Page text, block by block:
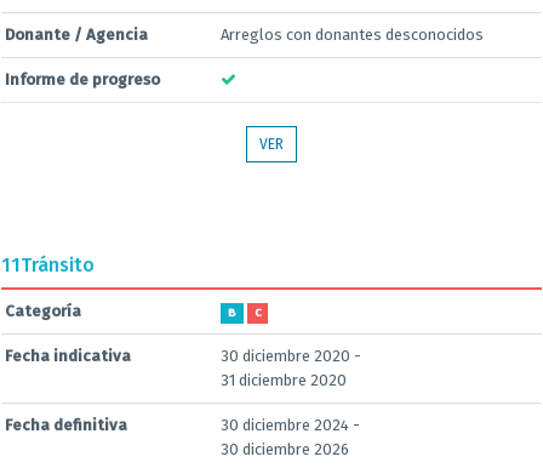
Donante / Agencia Arreglos con donantes desconocidos
Informe de progreso
VER
11Tránsito
Categoría B C
Fecha indicativa
30 diciembre 2020 -
31 diciembre 2020
Fecha definitiva
30 diciembre 2024 -
30 diciembre 2026